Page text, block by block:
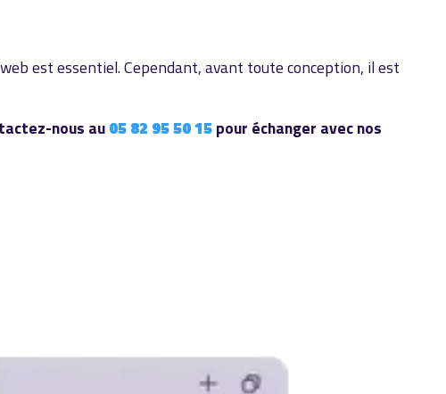
est essentiel. Cependant, avant toute conception, il est
nous au05 82 95 50 15pour échanger avec nos